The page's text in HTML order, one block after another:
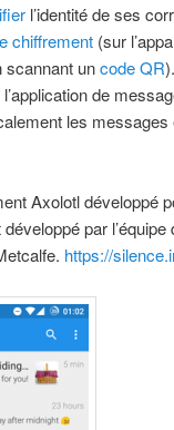
l’identité de ses
chiffrement (sur
scannant uncode QR
de
les
Axolotl développé
par l’équipe
https://